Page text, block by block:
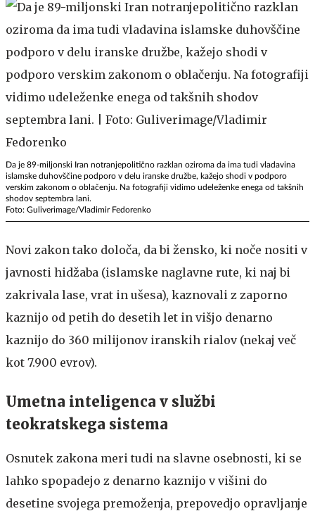
Da je 89-miljonski Iran notranjepolitično razklan oziroma da ima tudi vladavina
islamske duhovščine podporo v delu iranske družbe, kažejo shodi v podporo
verskim zakonom o oblačenju. Na fotografiji vidimo udeleženke enega od takšnih
shodov septembra lani.
Foto: Guliverimage/Vladimir Fedorenko
Novi zakon tako določa, da bi žensko, ki noče nositi v
javnosti hidžaba (islamske naglavne rute, ki naj bi
zakrivala lase, vrat in ušesa), kaznovali z zaporno
kaznijo od petih do desetih let in višjo denarno
kaznijo do 360 milijonov iranskih rialov (nekaj več
kot 7.900 evrov).
Umetna inteligenca v službi
teokratskega sistema
Osnutek zakona meri tudi na slavne osebnosti, ki se
lahko spopadejo z denarno kaznijo v višini do
desetine svojega premoženja, prepovedjo opravljanje